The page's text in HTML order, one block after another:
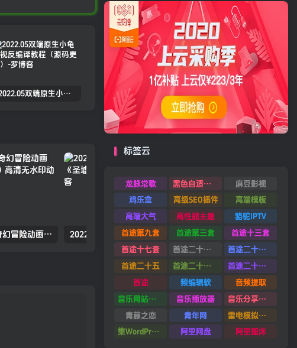
2022.05双端原生小龟影视反编译教程（源码更新） 苹果cmsV10MXone Pro自适应模板2.0版本（7.27亲测） 苹果CMSV10全站dplayer播放器增加记忆+P2P播放+弹幕+自动下一集功能
2022年国产动漫奇幻冒险动画《万界独尊 第二季》高清无水印动漫海报 2022年国产动漫冒险武侠动态漫《圣墟》高清无水印动漫海报
标签云
龙脉常歌 黑色自适应模板
麻豆影视
鸡乐盒
高级SEO插件
高端模板
高端大气
高性能主题
骆驼IPTV
首途第九套
首途第三套
首途十三套
首途十七套
首途二十四套
首途二十六套
首途二十五
首途二十二套
首途二十一套
首途
频编辑软
音频提取
音乐网站源码
音乐播放器
音乐分享平台源码
青藤之恋
青年网
雷电模拟器9.0
集WordPress集插件
阿里网盘 阿里图床